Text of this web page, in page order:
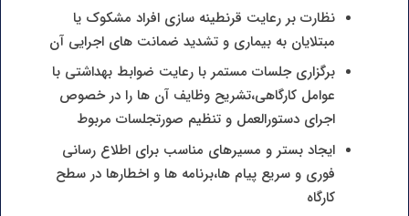
نظارت بر رعایت قرنطینه سازی افراد مشکوک یا
مبتلایان به بیماری و تشدید ضمانت های اجرایی آن
برگزاری جلسات مستمر با رعایت ضوابط بهداشتی با
عوامل کارگاهی،تشریح وظایف آن ها را در خصوص
اجرای دستورالعمل و تنظیم صورتجلسات مربوط
ایجاد بستر و مسیرهای مناسب برای اطلاع رسانی
فوری و سریع پیام ها،برنامه ها و اخطارها در سطح
کارگاه